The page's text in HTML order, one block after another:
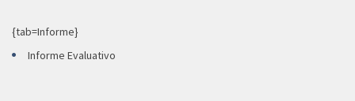
{tab=Informe}
Informe Evaluativo